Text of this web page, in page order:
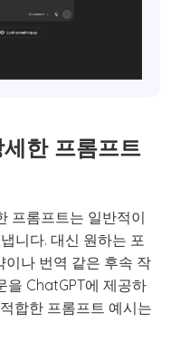
한 프롬프트
프롬프트는 일반적이
니다. 대신 원하는 포
이나 번역 같은 후속 작
을 ChatGPT에 제공하
합한 프롬프트 예시는